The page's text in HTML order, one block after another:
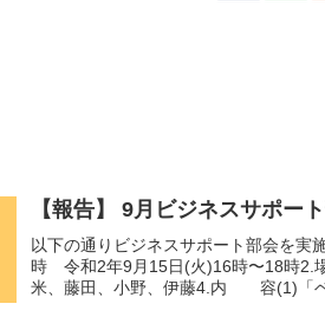
【報告】 9月ビジネスサポー
以下の通りビジネスサポート部会を実
時 令和2年9月15日(火)16時〜18時2.
米、藤田、小野、伊藤4.内 容(1)「ベ